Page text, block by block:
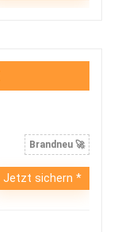
Brandneu 🚀
Jetzt sichern